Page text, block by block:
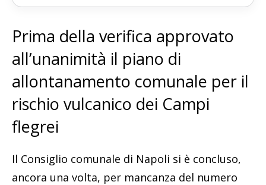
Prima della verifica approvato
all’unanimità il piano di
allontanamento comunale per il
rischio vulcanico dei Campi
flegrei
Il Consiglio comunale di Napoli si è concluso,
ancora una volta, per mancanza del numero